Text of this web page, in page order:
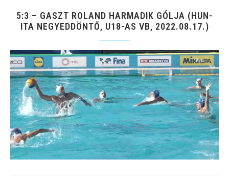
5:3 – GASZT ROLAND HARMADIK GÓLJA (HUN-
ITA NEGYEDDÖNTŐ, U18-AS VB, 2022.08.17.)